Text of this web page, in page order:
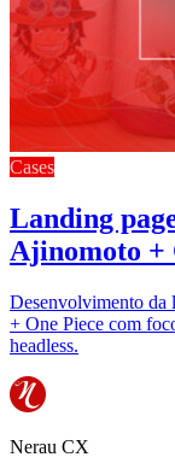
Cases
Landing
Ajinomoto +
Desenvolvimento da
+ One Piece com
headless.
Nerau CX